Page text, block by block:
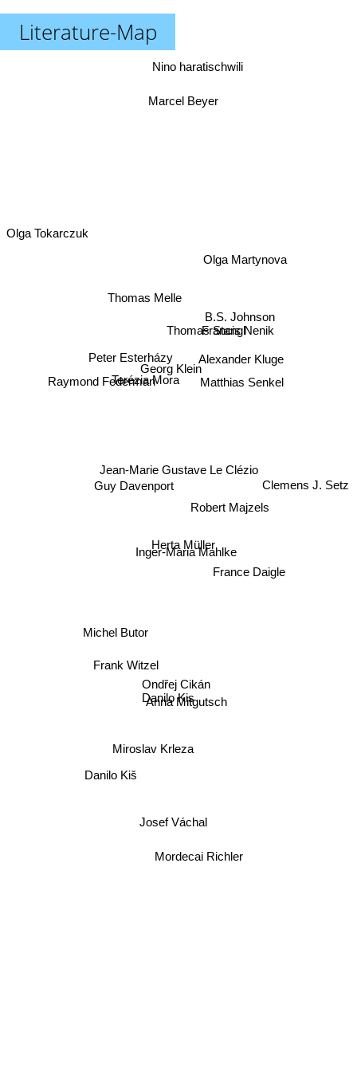
Literature-Map
Jean-Marie Gustave Le Clézio
Herta Müller
Terézia Mora
Georg Klein
Inger-Maria Mahlke
Peter Esterházy
Thomas Melle
Thomas Stangl
Robert Majzels
Danilo Kis
Olga Martynova
Alexander Kluge
Guy Davenport
Anna Mitgutsch
Matthias Senkel
B.S. Johnson
Ondřej Cikán
Frank Witzel
Miroslav Krleza
Michel Butor
France Daigle
Francis Nenik
Marcel Beyer
Raymond Federman
Danilo Kiš
Mordecai Richler
Josef Váchal
Nino haratischwili
Olga Tokarczuk